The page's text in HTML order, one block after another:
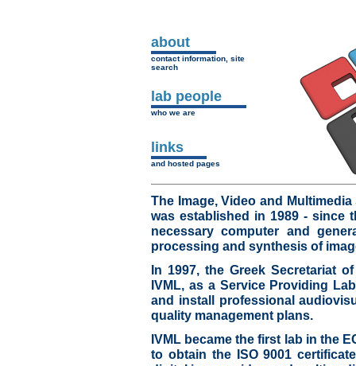
about
contact information, site
search
lab people
who we are
links
and hosted pages
The Image, Video and
was established in 1989 - since
necessary computer and
processing and synthesis of
In 1997, the Greek Secretariat
IVML, as a Service Providing
and install professional
quality management plans.
IVML became the first lab in the
to obtain the ISO 9001